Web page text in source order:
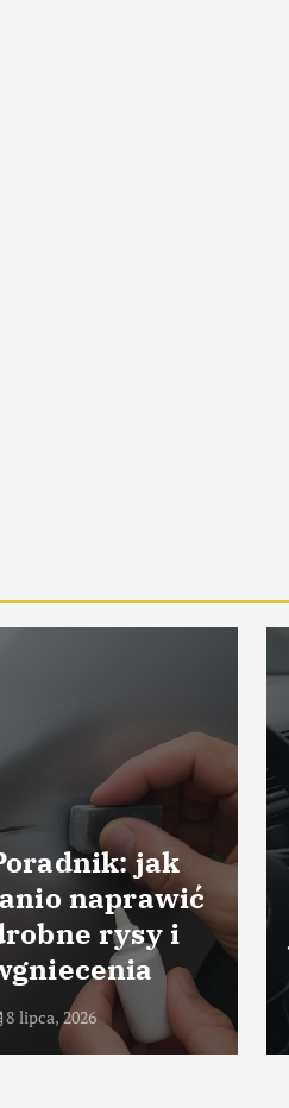
jak
naprawić
rysy i
8 lipca, 2026